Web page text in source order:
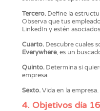
Tercero.Define la
Observa que tus
LinkedIn y estén
Cuarto.Descubre cuales
Everywhere, es un
Quinto.Determina si
empresa.
Sexto.Vida en la empresa.
4. Objetivos día